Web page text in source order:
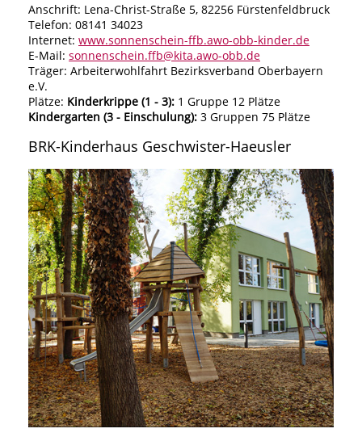
Anschrift: Lena-Christ-Straße 5, 82256 Fürstenfeldbruck
Telefon: 08141 34023
Internet: www.sonnenschein-ffb.awo-obb-kinder.de
E-Mail: sonnenschein.ffb@kita.awo-obb.de
Träger: Arbeiterwohlfahrt Bezirksverband Oberbayern
e.V.
Plätze: Kinderkrippe (1 - 3): 1 Gruppe 12 Plätze
Kindergarten (3 - Einschulung): 3 Gruppen 75 Plätze
BRK-Kinderhaus Geschwister-Haeusler